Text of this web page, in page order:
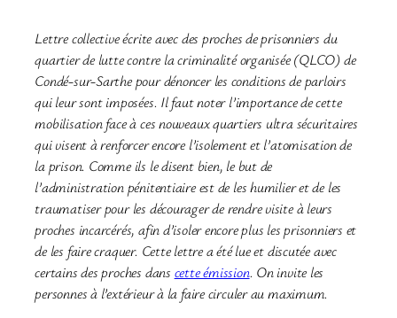
Lettre collective écrite avec des proches de prisonniers du
quartier de lutte contre la criminalité organisée (QLCO) de
Condé-sur-Sarthe pour dénoncer les conditions de parloirs
qui leur sont imposées. Il faut noter l’importance de cette
mobilisation face à ces nouveaux quartiers ultra sécuritaires
qui visent à renforcer encore l’isolement et l’atomisation de
la prison. Comme ils le disent bien, le but de
l’administration pénitentiaire est de les humilier et de les
traumatiser pour les décourager de rendre visite à leurs
proches incarcérés, afin d’isoler encore plus les prisonniers et
de les faire craquer. Cette lettre a été lue et discutée avec
certains des proches dans cette émission. On invite les
personnes à l’extérieur à la faire circuler au maximum.